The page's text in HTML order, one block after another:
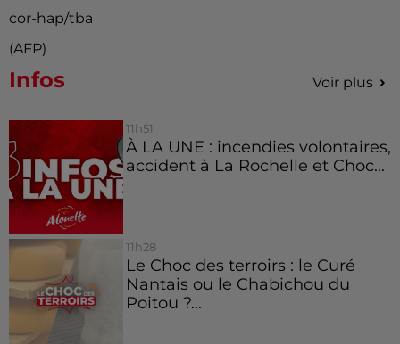
cor-hap/tba
(AFP)
Infos Voir plus
11h51
À LA UNE : incendies volontaires,
accident à La Rochelle et Choc...
11h28
Le Choc des terroirs : le Curé
Nantais ou le Chabichou du
Poitou ?...